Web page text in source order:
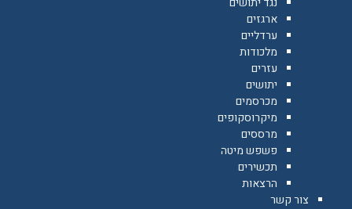
ארגזים
ערדליים
מלכודות
עזרים
יתושים
מכרסמים
מיקרוסקופים
מרססים
פשפש מיטה
תכשירים
הרצאות
צור קשר